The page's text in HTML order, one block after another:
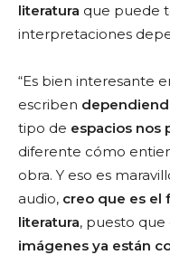
literatura que puede
interpretaciones
“Es bien interesante
escriben
tipo de espacios nos
diferente cómo
obra. Y eso es
audio, creo que es el
literatura, puesto que
imágenes ya están